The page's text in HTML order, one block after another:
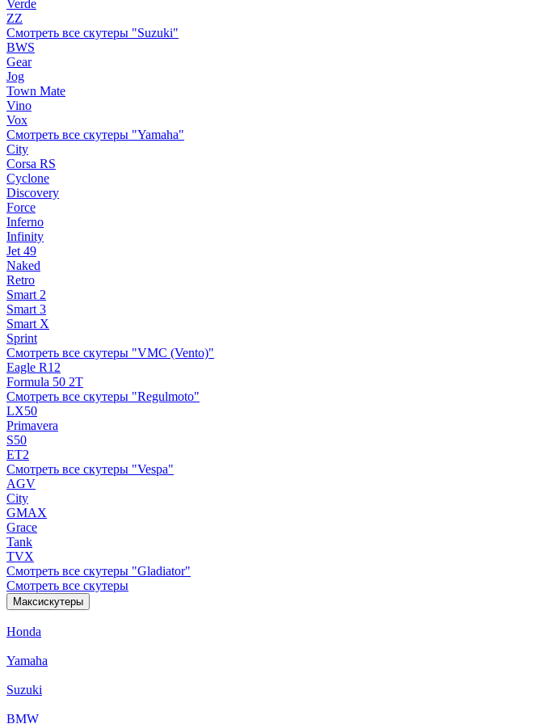
Verde
ZZ
Смотреть все скутеры "Suzuki"
BWS
Gear
Jog
Town Mate
Vino
Vox
Смотреть все скутеры "Yamaha"
City
Corsa RS
Cyclone
Discovery
Force
Inferno
Infinity
Jet 49
Naked
Retro
Smart 2
Smart 3
Smart X
Sprint
Смотреть все скутеры "VMC (Vento)"
Eagle R12
Formula 50 2Т
Смотреть все скутеры "Regulmoto"
LX50
Primavera
S50
ET2
Смотреть все скутеры "Vespa"
AGV
City
GMAX
Grace
Tank
TVX
Смотреть все скутеры "Gladiator"
Смотреть все скутеры
Максискутеры
Honda
Yamaha
Suzuki
BMW